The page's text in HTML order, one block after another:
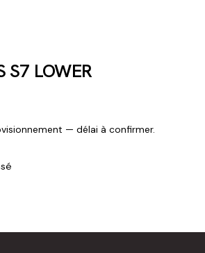
S7 LOWER
— délai à confirmer.